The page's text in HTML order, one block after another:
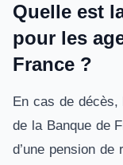
Quelle est
pour les
France ?
En cas de décès,
de la Banque de
d’une pension